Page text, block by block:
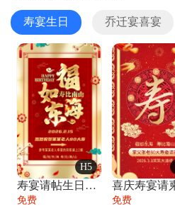
寿宴生日 乔迁宴喜宴
H5
寿宴请帖生日宴邀请函老人寿星生日快乐祝寿
免费 免费